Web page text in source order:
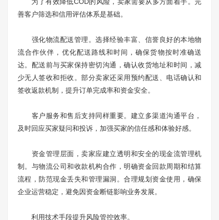
善客户筛选和信用评估体系是基础。
强化物流配送管理。选择经验丰富、信誉良好的本地物
流合作伙伴，优化配送路线和时间，确保货物按时准确送
达。配送前与买家保持密切沟通，确认收货地址和时间，减
少无人签收和拒收。部分卖家还采用预约配送、电话确认和
签收返款机制，提升订单完成率和资金安全。
客户服务和售后支持同样重要。建立多渠道沟通平台，
及时回应买家疑问和投诉，加强买家的信任感和体验好感。
资金管理层面，卖家应建立透明和安全的现金流管理机
制。与物流公司和收款机构合作，明确资金回款周期和结算
流程，防范现金丢失和管理漏洞。合理规划资金使用，确保
企业运营稳定，避免因资金断链影响业务发展。
利用技术手段提升风险管控效率。